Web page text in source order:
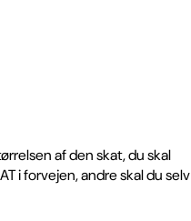
af den skat, du skal
i forvejen, andre skal du selv